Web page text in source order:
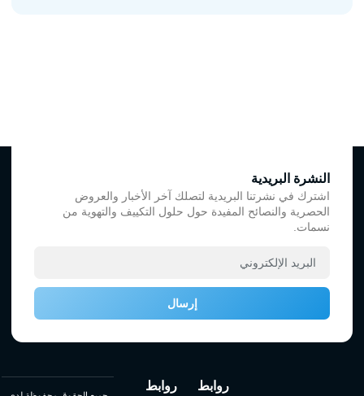
روابط روابط
النشرة البريدية
اشترك في نشرتنا البريدية لتصلك آخر الأخبار والعروض
الحصرية والنصائح المفيدة حول حلول التكييف والتهوية من
نسمات.
إرسال